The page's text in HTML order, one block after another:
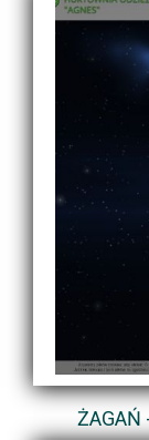
ŻAGAŃ